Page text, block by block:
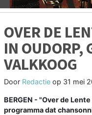
OVER DE
IN OUDORP,
VALKKOOG
Door Redactie op 31 mei
BERGEN - "Over de
programma dat